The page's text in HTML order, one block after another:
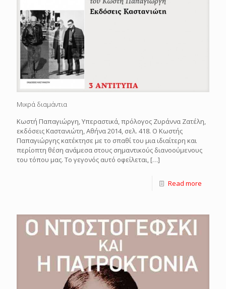
Μικρά διαμάντια
Κωστή Παπαγιώργη, Υπεραστικά, πρόλογος Ζυράννα Ζατέλη,
εκδόσεις Καστανιώτη, Αθήνα 2014, σελ. 418. Ο Κωστής
Παπαγιώργης κατέκτησε με το σπαθί του μια ιδιαίτερη και
περίοπτη θέση ανάμεσα στους σημαντικούς διανοούμενους
του τόπου μας. Το γεγονός αυτό οφείλεται, […]
Read more